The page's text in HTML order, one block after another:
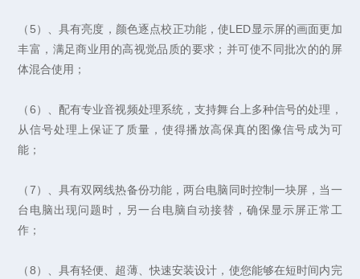
（5）、具有亮度，颜色逐点校正功能，使LED显示屏的画面更加
丰富，满足商业用的高视觉品质的要求；并可使不同批次的的屏
体混合使用；
（6）、配有专业音视频处理系统，支持舞台上多种信号的处理，
从信号处理上保证了质量，使得播放高保真的图像信号成为可
能；
（7）、具有双网线热备份功能，两台电脑同时控制一块屏，当一
台电脑出现问题时，另一台电脑自动接替，确保显示屏正常工
作；
（8）、具有轻便、超薄、快速安装设计，使您能够在短时间内完